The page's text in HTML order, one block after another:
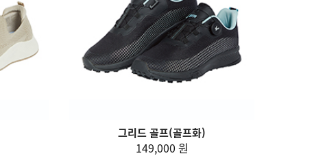
그리드 골프(골프화)
149,000 원